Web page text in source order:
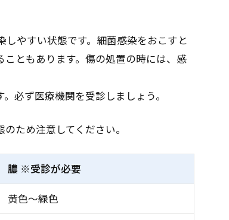
やすい状態です。細菌感染をおこすと
ともあります。傷の処置の時には、感
必ず医療機関を受診しましょう。
ため注意してください。
膿 ※受診が必要
黄色～緑色